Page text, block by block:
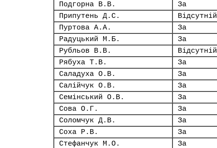
Подгорна В.В.
За
Припутень Д.С.
Відсутній
Пуртова А.А.
За
Радуцький М.Б.
За
Рубльов В.В.
Відсутній
Рябуха Т.В.
За
Саладуха О.В.
За
Салійчук О.В.
За
Семінський О.В.
За
Сова О.Г.
За
Соломчук Д.В.
За
Соха Р.В.
За
Стефанчук М.О.
За